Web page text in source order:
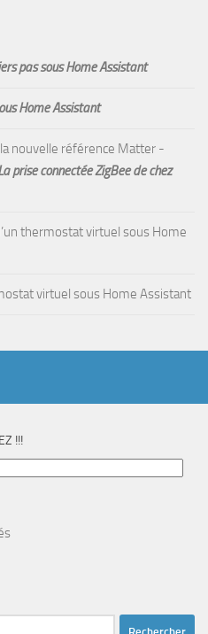
pas sous Home Assistant
Home Assistant
nouvelle référence Matter -
prise connectée ZigBee de chez
thermostat virtuel sous Home
virtuel sous Home Assistant
!!!